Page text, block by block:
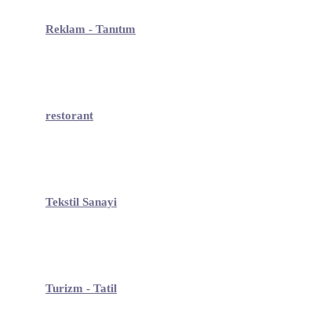
Reklam - Tanıtım
restorant
Tekstil Sanayi
Turizm - Tatil